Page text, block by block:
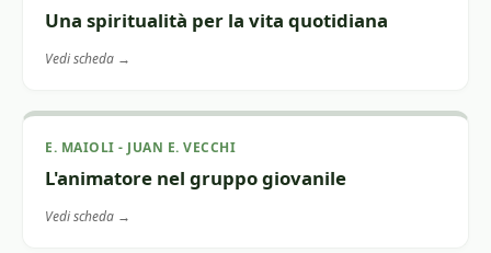
Una spiritualità per la vita quotidiana
Vedi scheda →
E. MAIOLI - JUAN E. VECCHI
L'animatore nel gruppo giovanile
Vedi scheda →